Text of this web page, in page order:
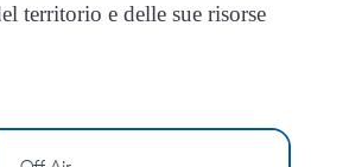
territorio e delle sue risorse